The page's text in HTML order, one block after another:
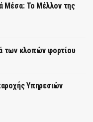
Μέσα: Το Μέλλον της
των κλοπών φορτίου
Υπηρεσιών